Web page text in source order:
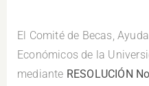
El Comité de Becas,
Económicos de la
mediante RESOLUCIÓN